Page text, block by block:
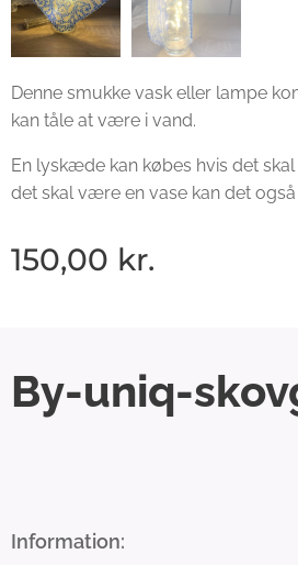
Denne smukke vask eller lampe
kan tåle at være i vand.
En lyskæde kan købes hvis det
det skal være en vase kan det
150,00 kr.
By-uniq-
Information: